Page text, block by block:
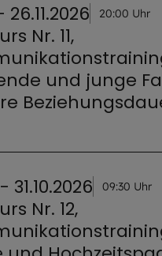
26.11.2026 20:00 Uhr
Nr. 11,
und junge
31.10.2026 09:30 Uhr
Nr. 12,